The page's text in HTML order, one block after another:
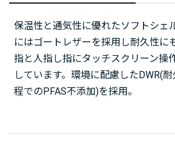
保温性と通気性に優れたソフトシェ
にはゴートレザーを採用し耐久性に
指と人指し指にタッチスクリーン操
しています。環境に配慮したDWR(
程でのPFAS不添加)を採用。